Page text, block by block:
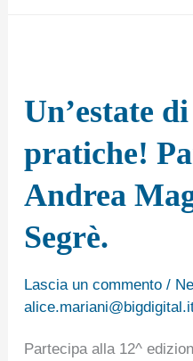
Un’estate
pratiche!
Andrea
Segrè.
Lascia un commento /
Partecipa alla 12^
buone
pratiche!
Parola
di
Andrea
Maggi
e
Andrea